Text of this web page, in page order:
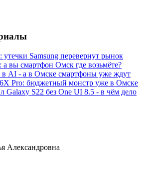
утечки Samsung перевернут рынок
а вы смартфон Омск где возьмёте?
в AI - а в Омске смартфоны уже ждут
Pro: бюджетный монстр уже в Омске
Galaxy S22 без One UI 8.5 - в чём дело
Александровна